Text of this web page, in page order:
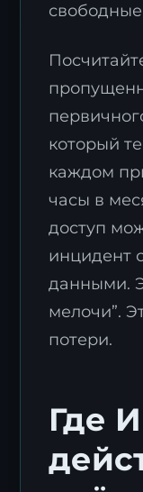
который
каждом
часы в
доступ
инцидент
данными.
мелочи”.
потери.
Где